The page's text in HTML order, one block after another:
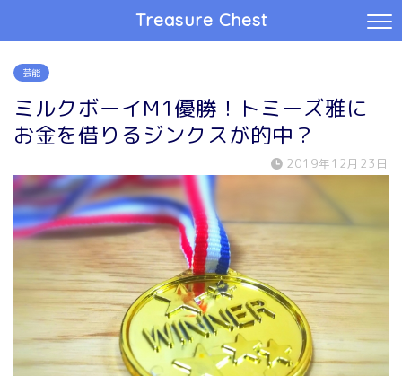
Treasure Chest
芸能
ミルクボーイM1優勝！トミーズ雅に
お金を借りるジンクスが的中？
2019年12月23日